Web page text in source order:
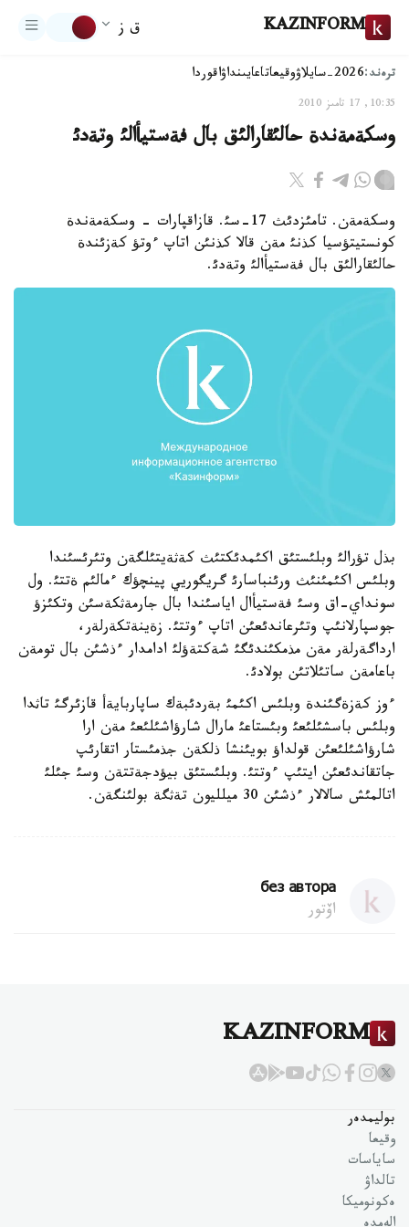
KAZINFORM ق ز
ترەند:2026-سايلاۋ وقيعاتاعايىنداۋاقوردا
10:35, 17 تامىز 2010
وسكةمةندة حالئقارالئق بال فةستيأالئ وتةدئ
وسكةمةن. تامئزدئث 17-سئ. قازاقپارات - وسكةمةندة
كونستيتؤسيا كذنئ مةن قالا كذنئن اتاپ ءوتؤ كةزئندة
حالئقارالئق بال فةستيأالئ وتةدئ.
بذل تؤرالئ وبلئستئق اكئمدئكتئث كةثةيتئلگةن وتئرئسئندا
وبلئس اكئمئنئث ورئنباسارئ گريگوريي پينچؤك ءمالئم ةتتئ. ول
سونداي-اق وسئ فةستيأال اياسئندا بال جارمةثكةسئن وتكئزؤ
جوسپارلانئپ وتئرعاندئعئن اتاپ ءوتتئ. زةينةتكةرلةر،
ارداگةرلةر مةن مذمكئندئگئ شةكتةؤلئ ادامدار ءذشئن بال تومةن
باعامةن ساتئلاتئن بولادئ.
ءوز كةزةگئندة وبلئس اكئمئ بةردئبةك ساپاربايةأ قازئرگئ تاثدا
وبلئس باسشئلئعئ وبئستاعئ مارال شارؤاشئلئعئ مةن ارا
شارؤاشئلئعئن قولداؤ بويئنشا ذلكةن جذمئستار اتقارئپ
جاتقاندئعئن ايتئپ ءوتتئ. وبلئستئق بيؤدجةتتةن وسئ جئلئ
اتالمئش سالالار ءذشئن 30 ميلليون تةثگة بولئنگةن.
без автора
اۆتور
KAZINFORM
بوليمدەر
وقيعا
ساياسات
تالداۋ
ەكونوميكا